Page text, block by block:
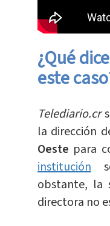
¿Qué
este
Telediario.cr
la dirección
Oeste para
institución
obstante, la
directora no